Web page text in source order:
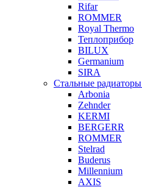
Rifar
ROMMER
Royal Thermo
Теплоприбор
BILUX
Germanium
SIRA
Стальные радиаторы
Arbonia
Zehnder
KERMI
BERGERR
ROMMER
Stelrad
Buderus
Millennium
AXIS